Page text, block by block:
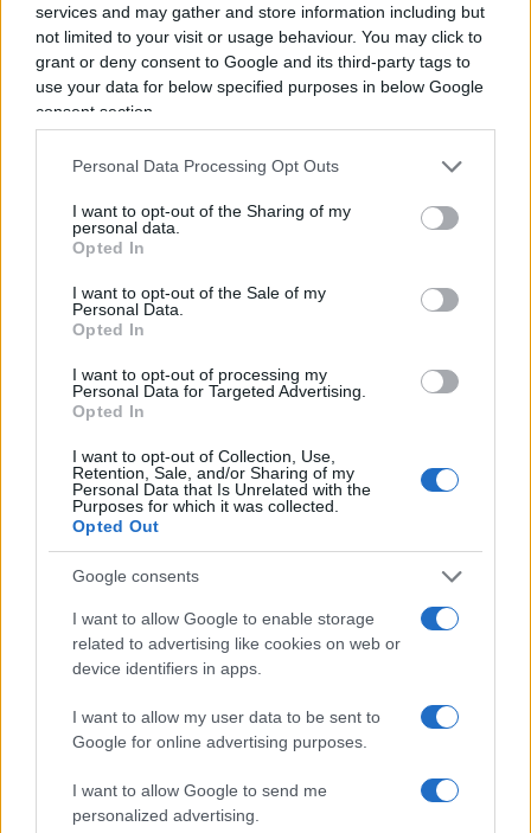
services and may gather and store information including but
not limited to your visit or usage behaviour. You may click to
grant or deny consent to Google and its third-party tags to
use your data for below specified purposes in below Google
consent section.
Personal Data Processing Opt Outs
I want to opt-out of the Sharing of my
personal data.
Opted In
I want to opt-out of the Sale of my
Personal Data.
Opted In
I want to opt-out of processing my
Personal Data for Targeted Advertising.
Opted In
I want to opt-out of Collection, Use,
Retention, Sale, and/or Sharing of my
Personal Data that Is Unrelated with the
Purposes for which it was collected.
Opted Out
Google consents
I want to allow Google to enable storage
related to advertising like cookies on web or
device identifiers in apps.
I want to allow my user data to be sent to
Google for online advertising purposes.
I want to allow Google to send me
personalized advertising.
quello a cui oggi è dato assistere, e che farà
“rosicare” non poco, è la sconfitta sul campo di
quella sinistra alla Ezio Mauro o alla Michela
Murgia, alla Scurati e alla Letta stesso: la sinistra
delegittima l’avversario moralmenteper
escluderlo dal campo politico. Se non morta è
sicuramente in agonia la sinistra che auspicava
dopo il 25 settembre.
Due errori non bisogna però compiere ora: 1)
credere che ci sia stato concesso o regalato
risultato dei nostri sforzi (anche di questo foglio)
di tutti questi anni e della consapevolezza che
abbiamo saputo istillare negli italiani del fatto che
la sinistra fosse rimasta comunista nell’animo e
qualcosa: stiamo affermando forte le nostre idee
senza sudditanza psicologica e la stessa manovra,
cittadino e al produttore, rappresenta una
rivoluzione copernicana non indifferente rispetto
al passato. Ripeto: nulla è garantito, ma mi
sembra che i motivi per essere soddisfatti a inizio